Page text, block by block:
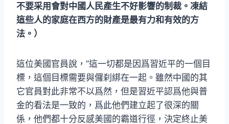
不要采用會對中國人民產生不好影響的制裁。凍結
這些人的家庭在西方的財產是最有力和有效的方
法。）
這位美國官員說，”這一切都是因爲習近平的一個目
標，這個目標需要與儸刹綁在一起。雖然中國的其
它官員對此非常不以爲然，但是習近平認爲他與普
金的看法是一致的，爲此他們建立起了很深的關
係，他們都十分反感美國的霸道行徑，決定終止美